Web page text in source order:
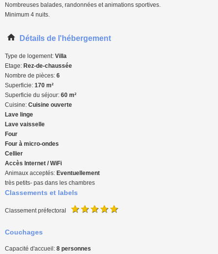
Nombreuses balades, randonnées et animations sportives.
Minimum 4 nuits.
Détails de l'hébergement
Type de logement: Villa
Etage: Rez-de-chaussée
Nombre de pièces: 6
Superficie: 170 m²
Superficie du séjour: 60 m²
Cuisine: Cuisine ouverte
Lave linge
Lave vaisselle
Four
Four à micro-ondes
Cellier
Accès Internet / WiFi
Animaux acceptés: Eventuellement
très petits- pas dans les chambres
Classements et labels
Classement préfectoral
Couchages
Capacité d'accueil: 8 personnes